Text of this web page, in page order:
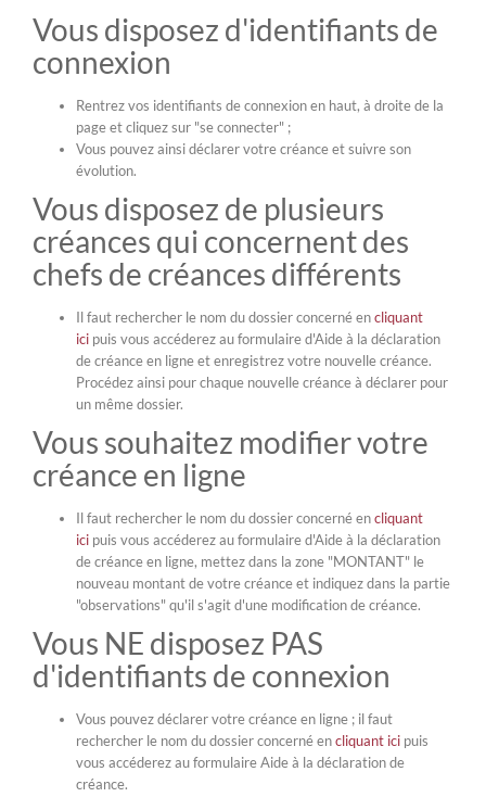
Vous disposez d'identifiants de
connexion
Rentrez vos identifiants de connexion en haut, à droite de la
page et cliquez sur "se connecter" ;
Vous pouvez ainsi déclarer votre créance et suivre son
évolution.
Vous disposez de plusieurs
créances qui concernent des
chefs de créances différents
Il faut rechercher le nom du dossier concerné encliquant
ici puis vous accéderez au formulaire d'Aide à la déclaration
de créance en ligne et enregistrez votre nouvelle créance.
Procédez ainsi pour chaque nouvelle créance à déclarer pour
un même dossier.
Vous souhaitez modifier votre
créance en ligne
Il faut rechercher le nom du dossier concerné encliquant
ici puis vous accéderez au formulaire d'Aide à la déclaration
de créance en ligne, mettez dans la zone "MONTANT" le
nouveau montant de votre créance et indiquez dans la partie
"observations" qu'il s'agit d'une modification de créance.
Vous NE disposez PAS
d'identifiants de connexion
Vous pouvez déclarer votre créance en ligne ; il faut
rechercher le nom du dossier concerné encliquant ici puis
vous accéderez au formulaire Aide à la déclaration de
créance.